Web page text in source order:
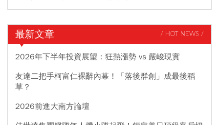
最新文章 / HOT NEWS /
2026年下半年投資展望：狂熱漲勢 vs 嚴峻現實
友達二把手柯富仁裸辭內幕！「落後群創」成最後稻
草？
2026前進大南方論壇